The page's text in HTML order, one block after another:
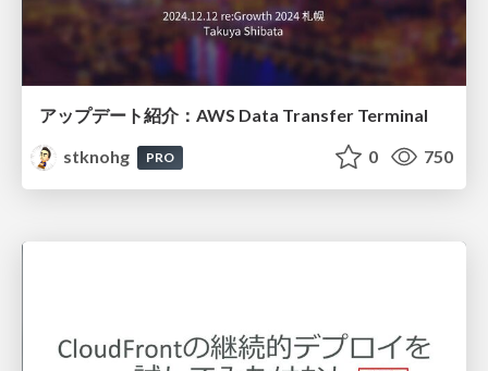
アップデート紹介：AWS Data Transfer Terminal
stknohg
PRO 0 750